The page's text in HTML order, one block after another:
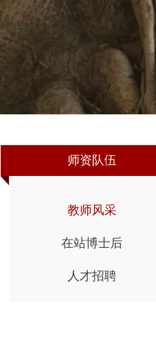
师资队伍
教师风采
在站博士后
人才招聘